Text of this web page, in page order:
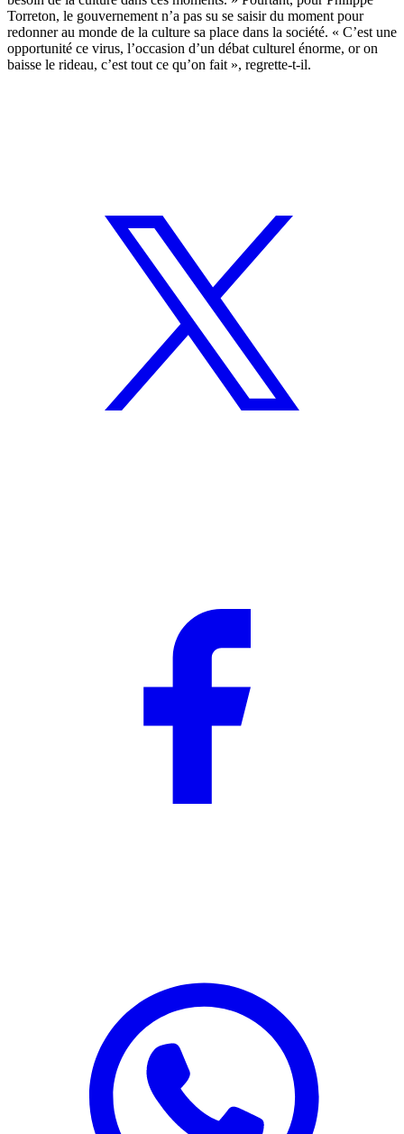
Torreton, le gouvernement n’a pas su se saisir du moment pour
redonner au monde de la culture sa place dans la société. « C’est une
opportunité ce virus, l’occasion d’un débat culturel énorme, or on
baisse le rideau, c’est tout ce qu’on fait », regrette-t-il.